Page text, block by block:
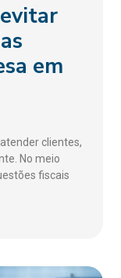
em
clientes,
No meio
fiscais